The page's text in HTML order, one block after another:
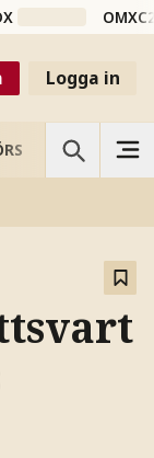
Logga in
VETENSKAP